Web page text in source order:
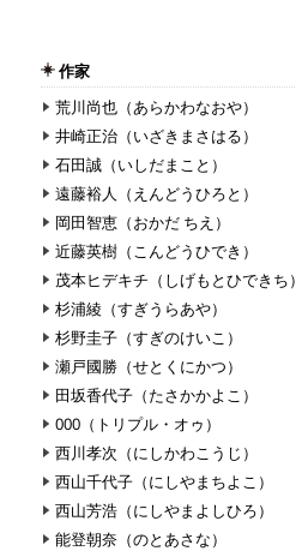
作家
荒川尚也（あらかわなおや）
井崎正治（いざきまさはる）
石田誠（いしだまこと）
遠藤裕人（えんどうひろと）
岡田智恵（おかだ ちえ）
近藤英樹（こんどうひでき）
茂本ヒデキチ（しげもとひできち）
杉浦綾（すぎうらあや）
杉野圭子（すぎのけいこ）
瀬戸國勝（せとくにかつ）
田坂香代子（たさかかよこ）
000（トリプル・オゥ）
西川孝次（にしかわこうじ）
西山千代子（にしやまちよこ）
西山芳浩（にしやまよしひろ）
能登朝奈（のとあさな）